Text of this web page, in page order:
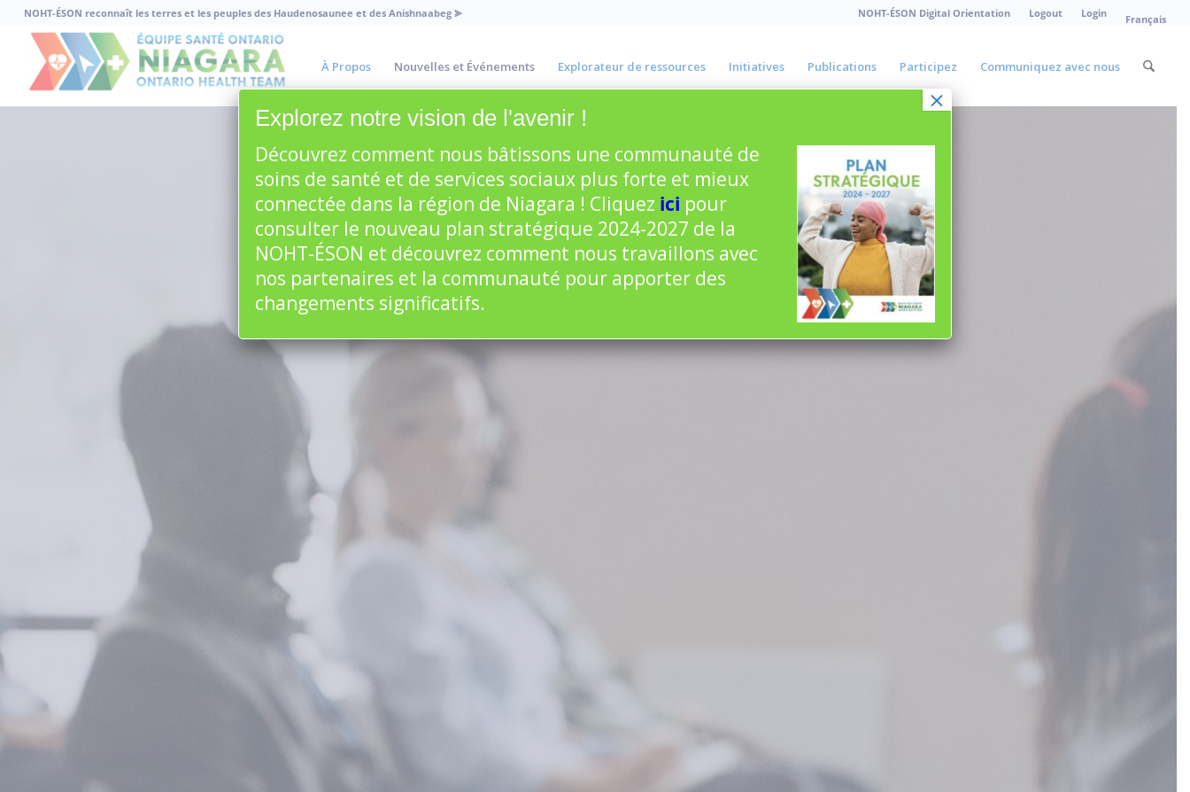
NOHT-ÉSON Digital Orientation Logout Login Français
NOHT-ÉSON reconnaît les terres et les peuples des Haudenosaunee et des Anishnaabeg ⪢
À Propos Nouvelles et Événements Explorateur de ressources Initiatives Publications Participez Communiquez avec nous
Explorez notre vision de l'avenir !
Découvrez comment nous bâtissons une communauté de
soins de santé et de services sociaux plus forte et mieux
connectée dans la région de Niagara ! Cliquez ici pour
consulter le nouveau plan stratégique 2024-2027 de la
NOHT-ÉSON et découvrez comment nous travaillons avec
nos partenaires et la communauté pour apporter des
changements significatifs.
×